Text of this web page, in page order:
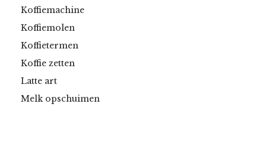
Koffiemachine
Koffiemolen
Koffietermen
Koffie zetten
Latte art
Melk opschuimen